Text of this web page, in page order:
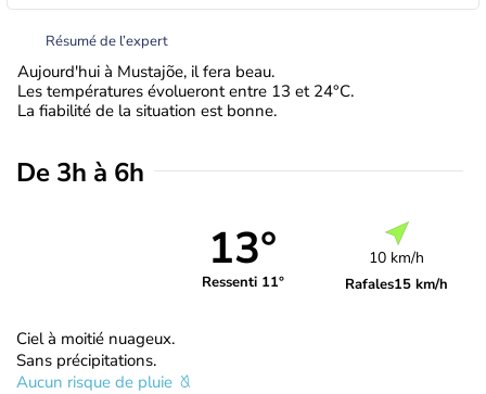
Résumé de l’expert
Aujourd'hui à Mustajõe, il fera beau.
Les températures évolueront entre 13 et 24°C.
La fiabilité de la situation est bonne.
De 3h à 6h
13°
Ressenti 11°
10 km/h
Rafales15 km/h
Ciel à moitié nuageux.
Sans précipitations.
Aucun risque de pluie